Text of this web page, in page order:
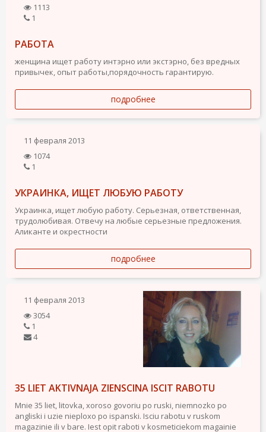
1113
1
РАБОТА
женщина ищет работу интэрно или экстэрно, без вредных
привычек, опыт работы,порядочность гарантирую.
подробнее
11 февраля 2013
1074
1
УКРАИНКА, ИЩЕТ ЛЮБУЮ РАБОТУ
Украинка, ищет любую работу. Серьезная, ответственная,
трудолюбивая. Отвечу на любые серьезные предложения.
Аликанте и окрестности
подробнее
11 февраля 2013
3054
1
4
35 LIET AKTIVNAJA ZIENSCINA ISCIT RABOTU
Mnie 35 liet, litovka, xoroso govoriu po ruski, niemnozko po
angliski i uzie nieploxo po ispanski. Isciu rabotu v ruskom
magazinie ili v bare. Iest opit raboti v kosmeticiekom magainie